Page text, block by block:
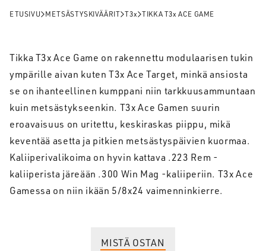
ETUSIVU METSÄSTYSKIVÄÄRIT T3x TIKKA T3x ACE GAME
Tikka T3x Ace Game on rakennettu modulaarisen tukin
ympärille aivan kuten T3x Ace Target, minkä ansiosta
se on ihanteellinen kumppani niin tarkkuusammuntaan
kuin metsästykseenkin. T3x Ace Gamen suurin
eroavaisuus on uritettu, keskiraskas piippu, mikä
keventää asetta ja pitkien metsästyspäivien kuormaa.
Kaliiperivalikoima on hyvin kattava .223 Rem -
kaliiperista järeään .300 Win Mag -kaliiperiin. T3x Ace
Gamessa on niin ikään 5/8x24 vaimenninkierre.
MISTÄ OSTAN